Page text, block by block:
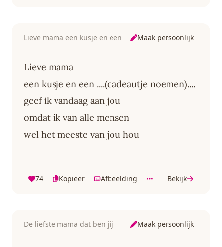
Lieve mama een kusje en een Maak persoonlijk
Lieve mama
een kusje en een ....(cadeautje noemen)....
geef ik vandaag aan jou
omdat ik van alle mensen
wel het meeste van jou hou
74 Kopieer Afbeelding Bekijk
De liefste mama dat ben jij Maak persoonlijk